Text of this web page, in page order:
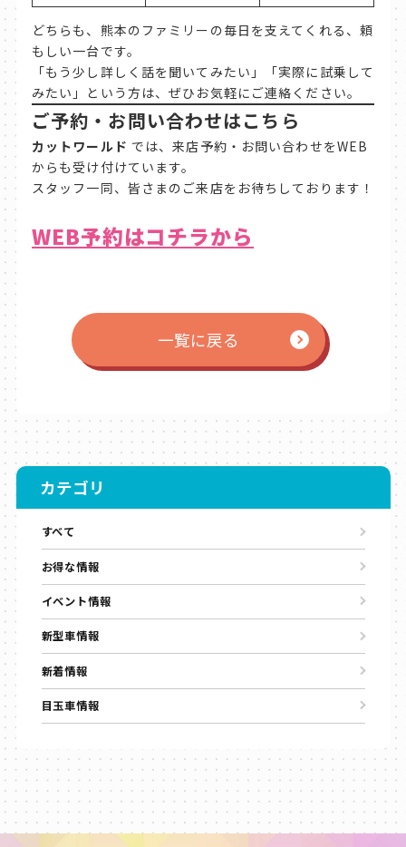
どちらも、熊本のファミリーの毎日を支えてくれる、頼
もしい一台です。
「もう少し詳しく話を聞いてみたい」「実際に試乗して
みたい」という方は、ぜひお気軽にご連絡ください。
ご予約・お問い合わせはこちら
カットワールド では、来店予約・お問い合わせをWEB
からも受け付けています。
スタッフ一同、皆さまのご来店をお待ちしております！
WEB予約はコチラから
一覧に戻る
カテゴリ
すべて
お得な情報
イベント情報
新型車情報
新着情報
目玉車情報